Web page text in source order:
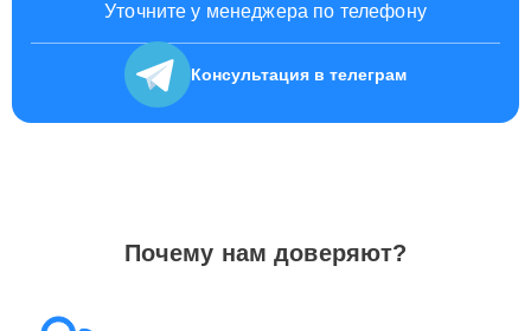
Уточните у менеджера по телефону
Консультация в телеграм
Почему нам доверяют?